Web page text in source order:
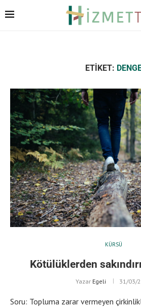
ETIKET:
KÜRSÜ
Kötülüklerden
Yazar Egeli 31/03/
Soru: Topluma zarar vermeyen